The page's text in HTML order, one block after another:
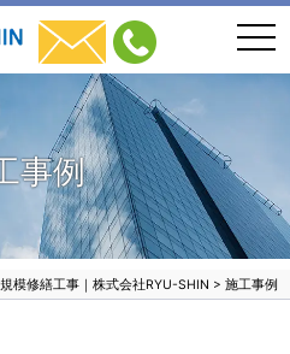
事例
模修繕工事｜株式会社RYU-SHIN > 施工事例